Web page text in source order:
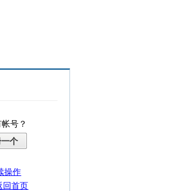
号？
个
操作
回首页